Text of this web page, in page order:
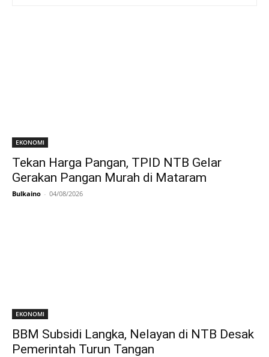
EKONOMI
Tekan Harga Pangan, TPID NTB Gelar
Gerakan Pangan Murah di Mataram
Bulkaino - 04/08/2026
EKONOMI
BBM Subsidi Langka, Nelayan di NTB Desak
Pemerintah Turun Tangan